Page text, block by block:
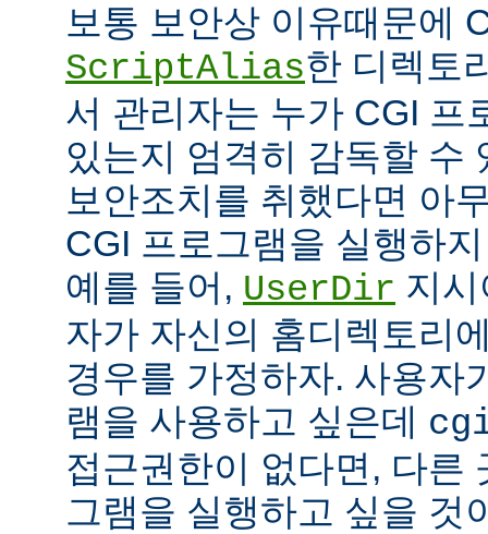
보통 보안상 이유때문에
ScriptAlias한 디렉토
서 관리자는 누가 CGI 프
있는지 엄격히 감독할 수
보안조치를 취했다면 아
CGI 프로그램을 실행하
예를 들어, UserDir 지
자가 자신의 홈디렉토리
경우를 가정하자. 사용자
램을 사용하고 싶은데
접근권한이 없다면, 다른
그램을 실행하고 싶을 것